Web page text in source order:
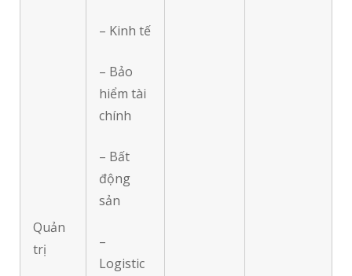
Quản
trị
– Kinh tế
– Bảo
hiểm tài
chính
– Bất
động
sản
–
Logistic